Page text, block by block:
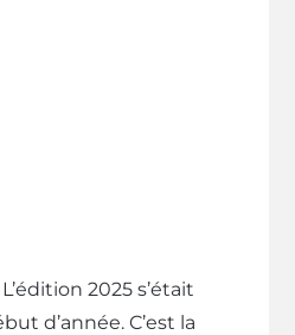
2025 s’était
d’année. C’est la